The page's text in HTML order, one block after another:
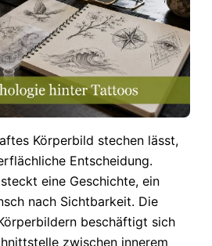
Körperbild stechen lässt,
Entscheidung.
eine Geschichte, ein
nach Sichtbarkeit. Die
beschäftigt sich
zwischen innerem